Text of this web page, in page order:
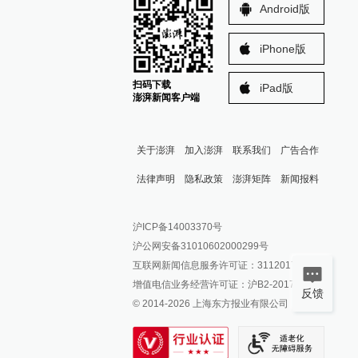
扫码下载
澎湃新闻客户端
Android版
iPhone版
iPad版
关于澎湃 加入澎湃 联系我们 广告合作
法律声明 隐私政策 澎湃矩阵
澎湃新闻公众号
澎湃新闻抖音号
派生万物开放平台
IP SHANGHAI
SIXTH TONE
新闻报料
报料邮箱: news@thepaper.cn
沪ICP备14003370号
沪公网安备31010602000299号
互联网新闻信息服务许可证：31120170006
增值电信业务经营许可证：沪B2-2017116
© 2014-2026 上海东方报业有限公司
反馈